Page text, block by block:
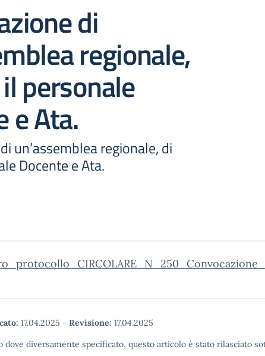
di
regionale,
personale
e Ata.
un’assemblea regionale, di
Docente e Ata.
17.04.2025 - Revisione: 17.04.2025
dove diversamente specificato, questo articolo è stato rilasciato